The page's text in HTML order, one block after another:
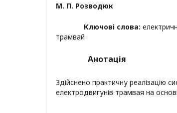
М. П. Розводюк
Ключові слова:
трамвай
Анотація
Здійснено практичну реалізацію
електродвигунів трамвая на